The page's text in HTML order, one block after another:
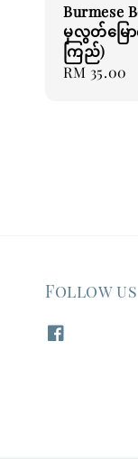
Burmese
မှလွတ်မြေ
ကြည်)
Regular
RM 35.00
Follow us